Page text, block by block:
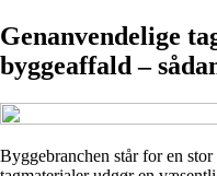
Genanvendelige
byggeaffald –
Byggebranchen står for en